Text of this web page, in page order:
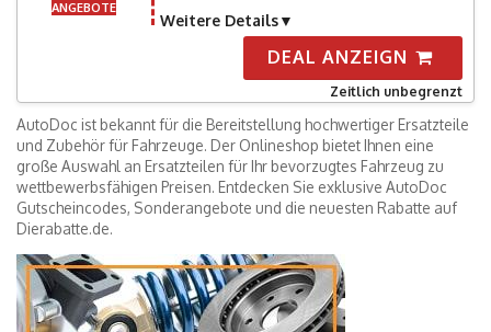
ANGEBOTE
Weitere Details
DEAL ANZEIGN
Zeitlich unbegrenzt
AutoDoc ist bekannt für die Bereitstellung hochwertiger Ersatzteile
und Zubehör für Fahrzeuge. Der Onlineshop bietet Ihnen eine
große Auswahl an Ersatzteilen für Ihr bevorzugtes Fahrzeug zu
wettbewerbsfähigen Preisen. Entdecken Sie exklusive AutoDoc
Gutscheincodes, Sonderangebote und die neuesten Rabatte auf
Dierabatte.de.